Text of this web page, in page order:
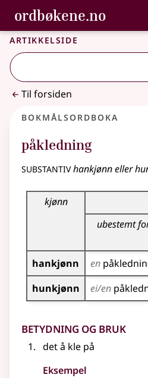
Gå til hovedinnhold
Tilgjengelighet
ordbøkene.no,
Bokmålsordboka og Nynorskordboka
Artikkelside
Til forsiden
Bokmålsordboka
påkledning
substantivhankjønn eller
Bøyingstabell for dette
kjønn
ubestemt
hankjønn en
hunkjønn
ei/en
Betydning og bruk
det å kle på
Eksempel